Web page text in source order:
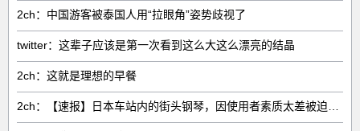
2ch：中国游客被泰国人用“拉眼角”姿势歧视了
twitter：这辈子应该是第一次看到这么大这么漂亮的结晶
2ch：这就是理想的早餐